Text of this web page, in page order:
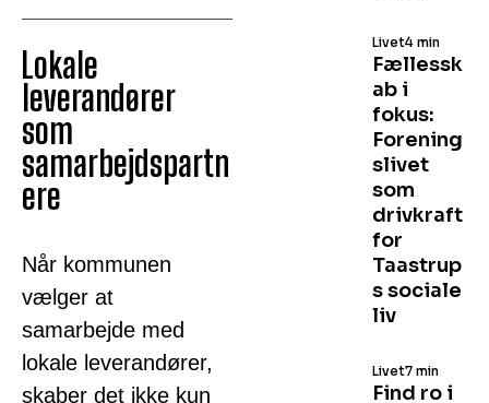
Lokale
leverandører
som
samarbejdspartn
ere
Når kommunen
vælger at
samarbejde med
lokale leverandører,
skaber det ikke kun
Fællessk
ab i
fokus:
Forening
slivet
som
drivkraft
for
Taastrup
s sociale
liv
Livet4 min
Find ro i
Livet7 min